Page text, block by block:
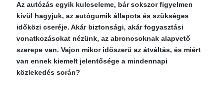
Az autózás egyik kulcseleme, bár sokszor figyelmen
kívül hagyjuk, az autógumik állapota és szükséges
időközi cseréje. Akár biztonsági, akár fogyasztási
vonatkozásokat nézünk, az abroncsoknak alapvető
szerepe van. Vajon mikor időszerű az átváltás, és miért
van ennek kiemelt jelentősége a mindennapi
közlekedés során?